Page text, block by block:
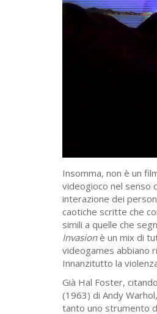
Insomma, non è un
videogioco nel senso
interazione dei
caotiche scritte che
simili a quelle che
Invasionè un mix di
videogames abbiano
Innanzitutto la
Già Hal Foster,
(1963) di Andy
tanto uno strumento